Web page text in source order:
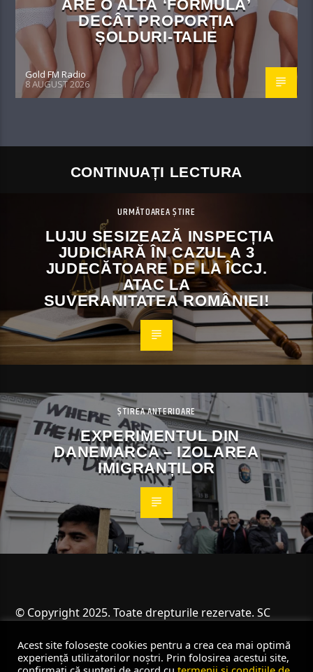
ARE O ALTĂ ‘FORMULĂ’
DECÂT PROPORȚIA
ȘOLDURI-TALIE
Gold FM Radio
8 AUGUST 2026
CONTINUAȚI LECTURA
URMĂTOAREA ȘTIRE
LUJU SESIZEAZĂ INSPECȚIA
JUDICIARĂ ÎN CAZUL A 3
JUDECĂTOARE DE LA ÎCCJ.
ATAC LA
SUVERANITATEA ROMÂNIEI!
ȘTIREA ANTERIOARE
EXPERIMENTUL DIN
DANEMARCA – IZOLAREA
IMIGRANȚILOR
© Copyright 2025. Toate drepturile rezervate. SC
Acest site folosește cookies pentru a crea cea mai optimă
experiență utilizatorilor noștri. Prin folosirea acestui site,